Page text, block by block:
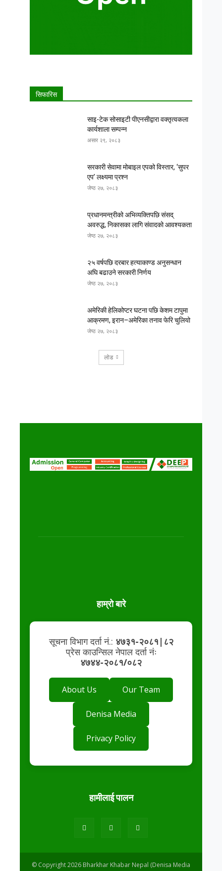
सिफारिस
साइ-टेक सोसाइटी पीएनसीद्वारा वक्तृत्वकला
कार्यशाला सम्पन्न
असार २९, २०८३
सरकारी सेवामा मोबाइल एपको विस्तार, ‘सुपर
एप’ लक्ष्यमा प्रश्न
जेष्ठ २७, २०८३
प्रधानमन्त्रीको अभिव्यक्तिपछि संसद्
अवरुद्ध, निकासका लागि संवादको आवश्यकता
जेष्ठ २७, २०८३
२५ वर्षपछि दरबार हत्याकाण्ड अनुसन्धान
अघि बढाउने सरकारी निर्णय
जेष्ठ २७, २०८३
अमेरिकी हेलिकोप्टर घटना पछि केशम टापुमा
आक्रमण, इरान–अमेरिका तनाव फेरि चुलियो
जेष्ठ २७, २०८३
लोड
हाम्रो बारे
सूचना विभाग दर्ता नं.: ४७३१-२०८१|८२
प्रेस काउन्सिल नेपाल दर्ता नंः
४७४४-२०८१/०८२
About Us Our Team
Denisa Media
Privacy Policy
हामीलाई पालन
© Copyright 2026 Bharkhar Khabar Nepal (Denisa Media